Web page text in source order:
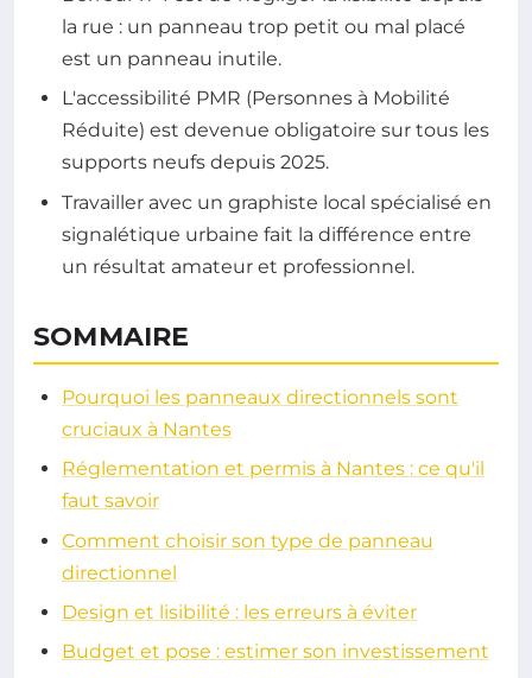
la rue : un panneau trop petit ou mal placé
est un panneau inutile.
L'accessibilité PMR (Personnes à Mobilité
Réduite) est devenue obligatoire sur tous les
supports neufs depuis 2025.
Travailler avec un graphiste local spécialisé en
signalétique urbaine fait la différence entre
un résultat amateur et professionnel.
SOMMAIRE
Pourquoi les panneaux directionnels sont
cruciaux à Nantes
Réglementation et permis à Nantes : ce qu'il
faut savoir
Comment choisir son type de panneau
directionnel
Design et lisibilité : les erreurs à éviter
Budget et pose : estimer son investissement